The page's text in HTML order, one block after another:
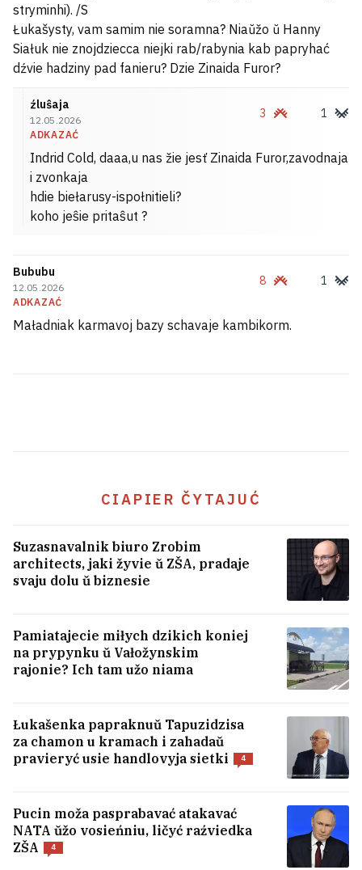
stryminhi). /S
Łukašysty, vam samim nie soramna? Niaŭžo ŭ Hanny
Siałuk nie znojdziecca niejki rab/rabynia kab papryhać
dźvie hadziny pad fanieru? Dzie Zinaida Furor?
źluŝaja
12.05.2026
ADKAZAĆ
3 1
Indrid Cold, daaa,u nas žie jesť Zinaida Furor,zavodnaja
i zvonkaja
hdie biełarusy-ispołnitieli?
koho jeŝie pritaŝut ?
Bububu
12.05.2026
ADKAZAĆ
8 1
Maładniak karmavoj bazy schavaje kambikorm.
CIAPIER ČYTAJUĆ
Suzasnavalnik biuro Zrobim
architects, jaki žyvie ŭ ZŠA, pradaje
svaju dolu ŭ biznesie
Pamiatajecie miłych dzikich koniej
na prypynku ŭ Vałožynskim
rajonie? Ich tam užo niama
Łukašenka papraknuŭ Tapuzidzisa
za chamon u kramach i zahadaŭ
pravieryć usie handlovyja sietki
4
Pucin moža pasprabavać atakavać
NATA ŭžo vosieńniu, ličyć raźviedka
ZŠA
4
Učora ŭ Biełarusi było +40°C 1
Tramp zabaraniŭ u ZŠA
Škvał, mocny viecier i hrad narabili biady
hetaj nočču
Žanočy ałkahalizm: čym jon roźnicca ad
mužčynskaha i jak da takich žančyn
stavicca?
12
Minskim Šabanam pryśviacili modnuju
kalekcyju: dzie kupić i što pa cenach?
5